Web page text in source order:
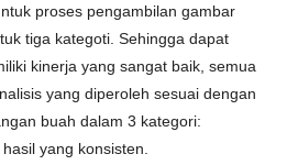
proses pengambilan gambar
tiga kategoti. Sehingga dapat
kinerja yang sangat baik, semua
yang diperoleh sesuai dengan
buah dalam 3 kategori:
yang konsisten.